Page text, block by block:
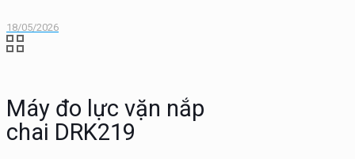
18/05/2026
Máy đo lực vặn nắp
chai DRK219